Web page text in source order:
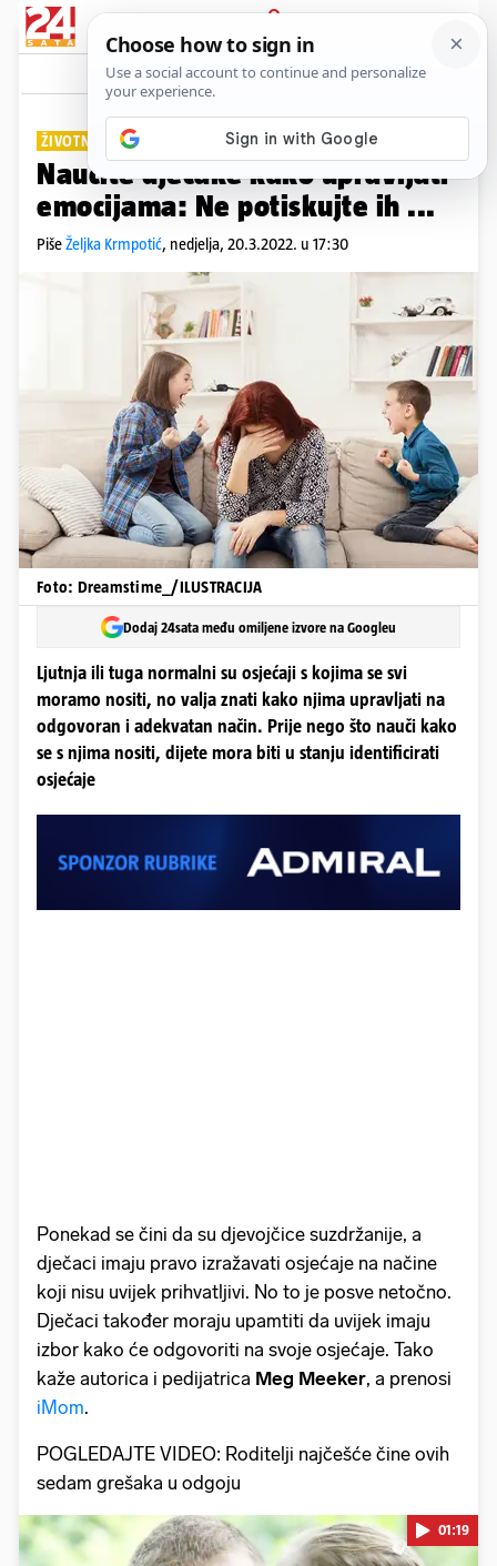
PRIJAVA
Lifestyle Komentari
ŽIVOTNE VJEŠTINE
Naučite dječake kako upravljati
emocijama: Ne potiskujte ih ...
PišeŽeljka Krmpotić, nedjelja, 20.3.2022. u 17:30
Foto: Dreamstime_/ILUSTRACIJA
Dodaj 24sata među omiljene izvore na Googleu
Ljutnja ili tuga normalni su osjećaji s kojima se svi
moramo nositi, no valja znati kako njima upravljati na
odgovoran i adekvatan način. Prije nego što nauči kako
se s njima nositi, dijete mora biti u stanju identificirati
osjećaje
Ponekad se čini da su djevojčice suzdržanije, a
dječaci imaju pravo izražavati osjećaje na načine
koji nisu uvijek prihvatljivi. No to je posve netočno.
Dječaci također moraju upamtiti da uvijek imaju
izbor kako će odgovoriti na svoje osjećaje. Tako
kaže autorica i pedijatrica Meg Meeker, a prenosi
iMom.
POGLEDAJTE VIDEO: Roditelji najčešće čine ovih
sedam grešaka u odgoju
01:19